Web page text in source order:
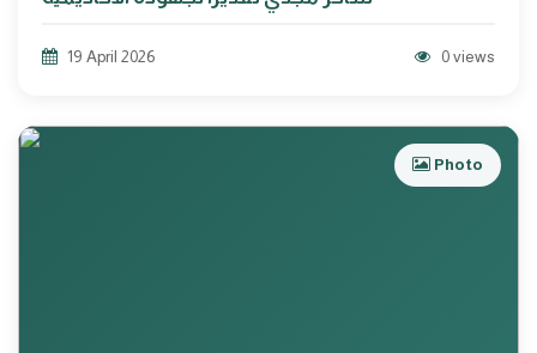
19 April 2026 0 views
Photo